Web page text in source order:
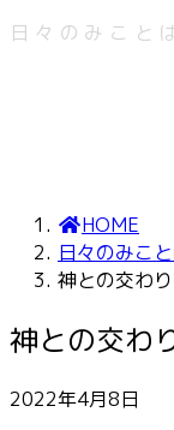
日々のみこと
HOME
日々のみこ
神との交わ
神との交わ
2022年4月8日